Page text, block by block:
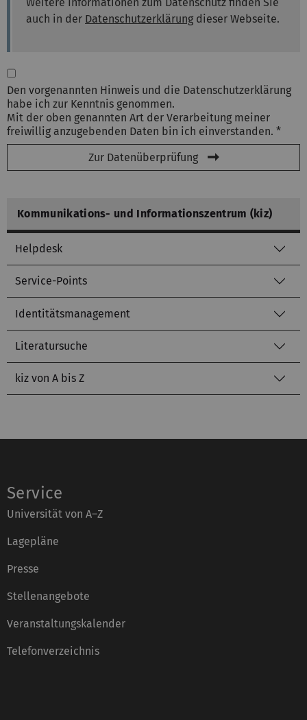
auch in der Datenschutzerklärung dieser Webseite.
Den vorgenannten Hinweis und die Datenschutzerklärung
habe ich zur Kenntnis genommen.
Mit der oben genannten Art der Verarbeitung meiner
freiwillig anzugebenden Daten bin ich einverstanden. *
Zur Datenüberprüfung
Kommunikations- und Informationszentrum (kiz)
Helpdesk
Service-Points
Identitätsmanagement
Literatursuche
kiz von A bis Z
Service
Universität von A–Z
Lagepläne
Presse
Stellenangebote
Veranstaltungskalender
Telefonverzeichnis